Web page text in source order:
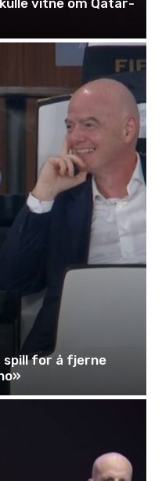
spill for å fjerne